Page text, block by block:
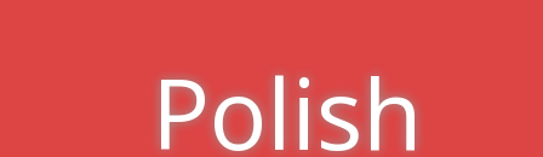
Polish